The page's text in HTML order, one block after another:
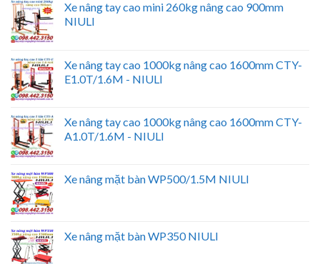
Xe nâng tay cao mini 260kg nâng cao 900mm
NIULI
Xe nâng tay cao 1000kg nâng cao 1600mm CTY-
E1.0T/1.6M - NIULI
Xe nâng tay cao 1000kg nâng cao 1600mm CTY-
A1.0T/1.6M - NIULI
Xe nâng mặt bàn WP500/1.5M NIULI
Xe nâng mặt bàn WP350 NIULI